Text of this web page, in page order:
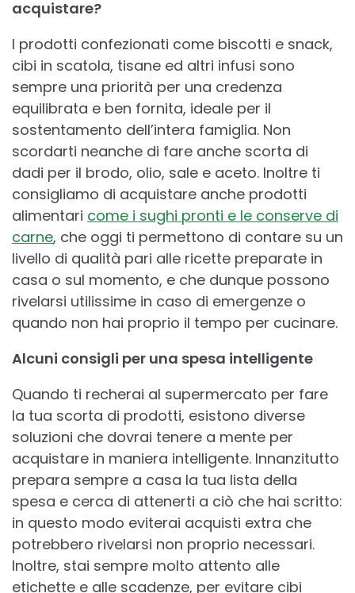
acquistare?
I prodotti confezionati come biscotti e snack,
cibi in scatola, tisane ed altri infusi sono
sempre una priorità per una credenza
equilibrata e ben fornita, ideale per il
sostentamento dell’intera famiglia. Non
scordarti neanche di fare anche scorta di
dadi per il brodo, olio, sale e aceto. Inoltre ti
consigliamo di acquistare anche prodotti
alimentari come i sughi pronti e le conserve di
carne, che oggi ti permettono di contare su un
livello di qualità pari alle ricette preparate in
casa o sul momento, e che dunque possono
rivelarsi utilissime in caso di emergenze o
quando non hai proprio il tempo per cucinare.
Alcuni consigli per una spesa intelligente
Quando ti recherai al supermercato per fare
la tua scorta di prodotti, esistono diverse
soluzioni che dovrai tenere a mente per
acquistare in maniera intelligente. Innanzitutto
prepara sempre a casa la tua lista della
spesa e cerca di attenerti a ciò che hai scritto:
in questo modo eviterai acquisti extra che
potrebbero rivelarsi non proprio necessari.
Inoltre, stai sempre molto attento alle
etichette e alle scadenze, per evitare cibi